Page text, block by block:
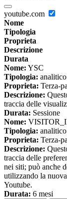
youtube.com
Nome
Tipologia
Proprieta
Descrizione
Durata
Nome: YSC
Tipologia: analitico
Proprieta: Terza-
Descrizione:
traccia delle
Durata: Sessione
Nome:
Tipologia: analitico
Proprieta: Terza-
Descrizione:
traccia delle
nei siti; può anche
utilizzando la
Youtube.
Durata: 6 mesi